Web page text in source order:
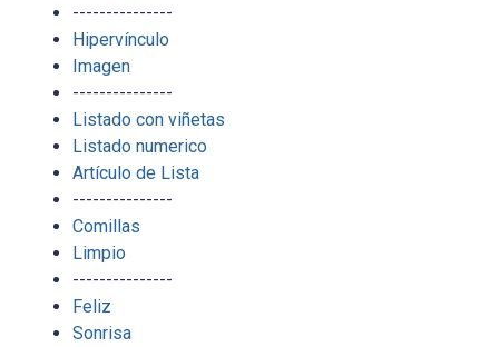
---------------
Hipervínculo
Imagen
---------------
Listado con viñetas
Listado numerico
Artículo de Lista
---------------
Comillas
Limpio
---------------
Feliz
Sonrisa